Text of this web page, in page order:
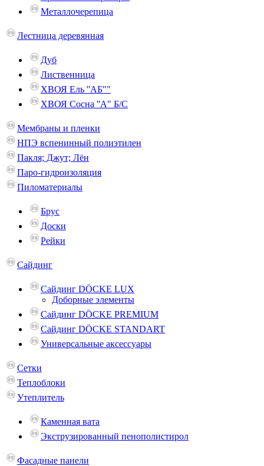
Металлочерепица
Лестница деревянная
Дуб
Лиственница
ХВОЯ Ель ''AБ""
ХВОЯ Сосна ''A" Б/С
Мембраны и пленки
НПЭ вспенинный полиэтилен
Пакля; Джут; Лён
Паро-гидроизоляция
Пиломатериалы
Брус
Доски
Рейки
Сайдинг
Сайдинг DÖCKE LUX
Доборные элементы
Сайдинг DÖCKE PREMIUM
Сайдинг DÖCKE STANDART
Универсальные аксессуары
Сетки
Теплоблоки
Утеплитель
Каменная вата
Экструзированный пенополистирол
Фасадные панели